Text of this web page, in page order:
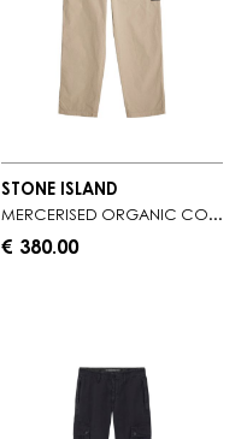
STONE ISLAND
MERCERISED ORGANIC COTTON RIPSTOP
€ 380.00